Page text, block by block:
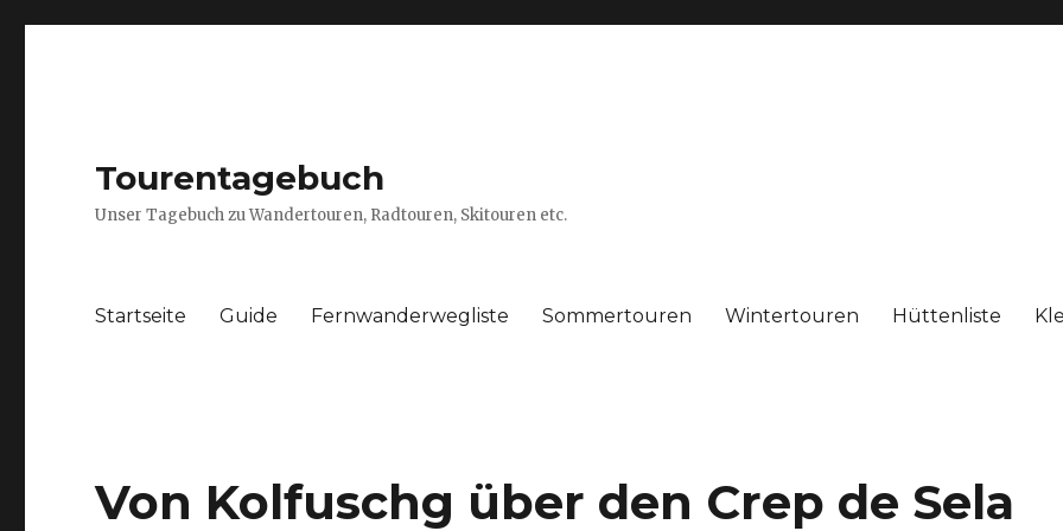
Tourentagebuch
Unser Tagebuch zu Wandertouren, Radtouren, Skitouren etc.
Startseite Guide Fernwanderwegliste Sommertouren Wintertouren Hüttenliste
Von Kolfuschg über den Crep de Sela